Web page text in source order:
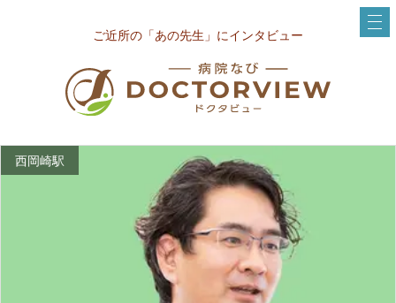
ご近所の「あの先生」にインタビュー
西岡崎駅